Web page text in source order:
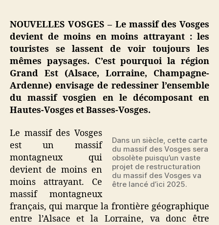
:
massif
des
Vosges
redessiné
en
Hautes-
Vosges
NOUVELLES VOSGES – Le massif des Vosges
devient de moins en moins attrayant : les
touristes se lassent de voir toujours les
mêmes paysages. C’est pourquoi la région
Grand Est (Alsace, Lorraine, Champagne-
Ardenne) envisage de redessiner l’ensemble
du massif vosgien en le décomposant en
Hautes-Vosges et Basses-Vosges.
Dans un siècle, cette carte
du massif des Vosges sera
obsolète puisqu’un vaste
projet de restructuration
du massif des Vosges va
être lancé d’ici 2025.
Le massif des Vosges
est un massif
montagneux qui
devient de moins en
moins attrayant. Ce
massif montagneux
français, qui marque la frontière géographique
entre l’Alsace et la Lorraine, va donc être